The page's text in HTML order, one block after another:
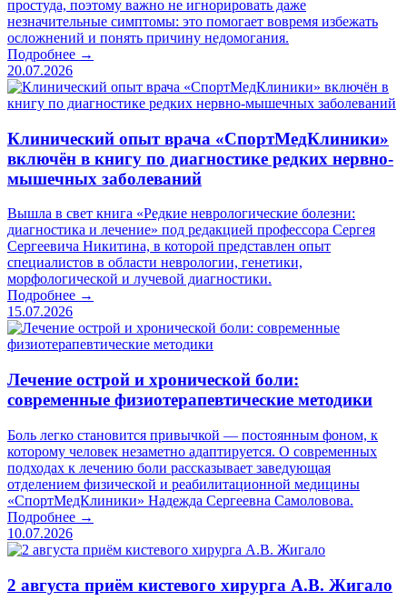
простуда, поэтому важно не игнорировать даже
незначительные симптомы: это помогает вовремя избежать
осложнений и понять причину недомогания.
Подробнее →
20.07.2026
Клинический опыт врача «СпортМедКлиники»
включён в книгу по диагностике редких нервно-
мышечных заболеваний
Вышла в свет книга «Редкие неврологические болезни:
диагностика и лечение» под редакцией профессора Сергея
Сергеевича Никитина, в которой представлен опыт
специалистов в области неврологии, генетики,
морфологической и лучевой диагностики.
Подробнее →
15.07.2026
Лечение острой и хронической боли:
современные физиотерапевтические методики
Боль легко становится привычкой — постоянным фоном, к
которому человек незаметно адаптируется. О современных
подходах к лечению боли рассказывает заведующая
отделением физической и реабилитационной медицины
«СпортМедКлиники» Надежда Сергеевна Самоловова.
Подробнее →
10.07.2026
2 августа приём кистевого хирурга А.В. Жигало